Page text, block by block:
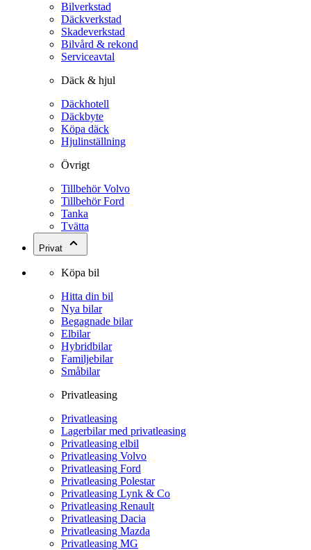
Bilverkstad
Däckverkstad
Skadeverkstad
Bilvård & rekond
Serviceavtal
Däck & hjul
Däckhotell
Däckbyte
Köpa däck
Hjulinställning
Övrigt
Tillbehör Volvo
Tillbehör Ford
Tanka
Tvätta
Privat
Köpa bil
Hitta din bil
Nya bilar
Begagnade bilar
Elbilar
Hybridbilar
Familjebilar
Småbilar
Privatleasing
Privatleasing
Lagerbilar med privatleasing
Privatleasing elbil
Privatleasing Volvo
Privatleasing Ford
Privatleasing Polestar
Privatleasing Lynk & Co
Privatleasing Renault
Privatleasing Dacia
Privatleasing Mazda
Privatleasing MG